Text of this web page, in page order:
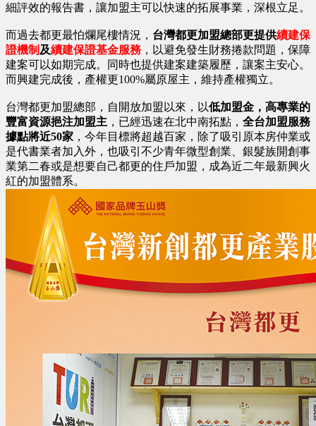
細評效的報告書，讓加盟主可以快速的拓展事業，深根立足。
而過去都更最怕爛尾樓情況， 台灣都更加盟總部更提供續建保
證機制 及續建保證基金服務 ，以避免發生財務捲款問題，保障
建案可以如期完成。同時也提供建案建築履歷，讓案主安心。
而興建完成後，產權更100%屬原屋主，維持產權獨立。
台灣都更加盟總部，自開放加盟以來，以低加盟金，高專業的
豐富資源挹注加盟主 ，已經迅速在北中南拓點， 全台加盟服務
據點將近50家 ，今年目標將超越百家，除了吸引原本房仲業或
是代書業者加入外，也吸引不少青年微型創業、銀髮族開創事
業第二春或是想要自己都更的住戶加盟，成為近二年最新興火
紅的加盟體系。